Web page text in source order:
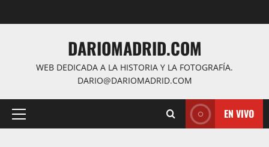
al
DARIOMADRID.COM
WEB DEDICADA A LA HISTORIA Y LA FOTOGRAFÍA.
DARIO@DARIOMADRID.COM
Menú
EN VIVO